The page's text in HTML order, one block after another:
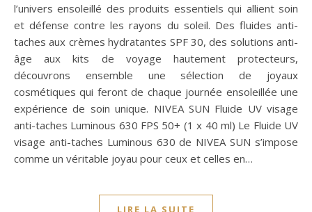
l’univers ensoleillé des produits essentiels qui allient soin
et défense contre les rayons du soleil. Des fluides anti-
taches aux crèmes hydratantes SPF 30, des solutions anti-
âge aux kits de voyage hautement protecteurs,
découvrons ensemble une sélection de joyaux
cosmétiques qui feront de chaque journée ensoleillée une
expérience de soin unique. NIVEA SUN Fluide UV visage
anti-taches Luminous 630 FPS 50+ (1 x 40 ml) Le Fluide UV
visage anti-taches Luminous 630 de NIVEA SUN s’impose
comme un véritable joyau pour ceux et celles en…
LIRE LA SUITE